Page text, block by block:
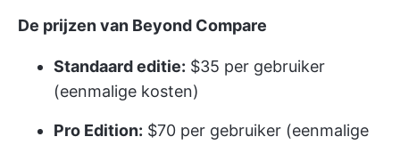
De prijzen van Beyond Compare
Standaard editie: $35 per gebruiker
(eenmalige kosten)
Pro Edition: $70 per gebruiker (eenmalige